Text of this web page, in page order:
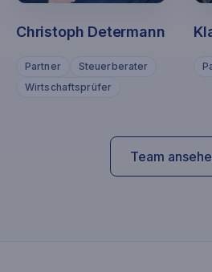
Christoph Determann
Partner
Steuerberater
Wirtschaftsprüfer
Team